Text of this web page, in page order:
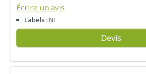
Écrire un avis
Labels :NF
Devis